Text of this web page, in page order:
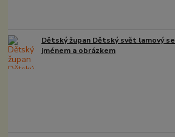
Dětský župan Dětský svět lamový se
jménem a obrázkem